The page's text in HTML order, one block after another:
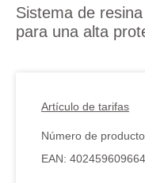
Sistema de
para una alta
Artículo de tarifas
Número de
EAN: